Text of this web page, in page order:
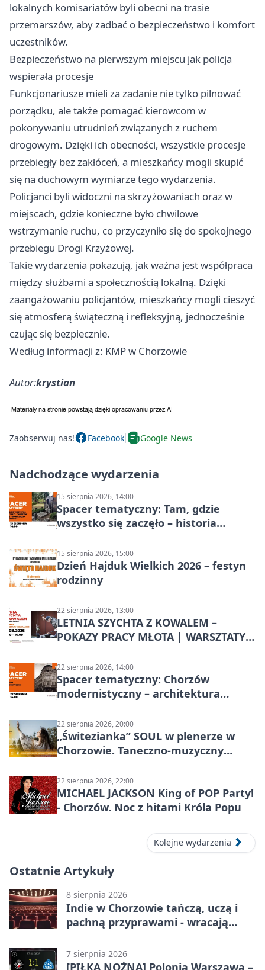
lokalnych komisariatów byli obecni na trasie
przemarszów, aby zadbać o bezpieczeństwo i komfort
uczestników.
Bezpieczeństwo na pierwszym miejscu jak policja
wspierała procesje
Funkcjonariusze mieli za zadanie nie tylko pilnować
porządku, ale także pomagać kierowcom w
pokonywaniu utrudnień związanych z ruchem
drogowym. Dzięki ich obecności, wszystkie procesje
przebiegły bez zakłóceń, a mieszkańcy mogli skupić
się na duchowym wymiarze tego wydarzenia.
Policjanci byli widoczni na skrzyżowaniach oraz w
miejscach, gdzie konieczne było chwilowe
wstrzymanie ruchu, co przyczyniło się do spokojnego
przebiegu Drogi Krzyżowej.
Takie wydarzenia pokazują, jak ważna jest współpraca
między służbami a społecznością lokalną. Dzięki
zaangażowaniu policjantów, mieszkańcy mogli cieszyć
się atmosferą świąteczną i refleksyjną, jednocześnie
czując się bezpiecznie.
Według informacji z: KMP w Chorzowie
Autor:krystian
Zaobserwuj nas! Facebook Google News
Nadchodzące wydarzenia
15 sierpnia 2026, 14:00
Spacer tematyczny: Tam, gdzie
wszystko się zaczęło – historia
15 sierpnia 2026, 15:00
Dzień Hajduk Wielkich 2026 – festyn
rodzinny
22 sierpnia 2026, 13:00
LETNIA SZYCHTA Z KOWALEM –
POKAZY PRACY MŁOTA | WARSZTATY
22 sierpnia 2026, 14:00
Spacer tematyczny: Chorzów
modernistyczny – architektura
22 sierpnia 2026, 20:00
„Świtezianka” SOUL w plenerze w
Chorzowie. Taneczno-muzyczny
22 sierpnia 2026, 22:00
MICHAEL JACKSON King of POP Party!
- Chorzów. Noc z hitami Króla Popu
Kolejne wydarzenia
Ostatnie Artykuły
8 sierpnia 2026
Indie w Chorzowie tańczą, uczą i
pachną przyprawami - wracają
7 sierpnia 2026
[PIŁKA NOŻNA] Polonia Warszawa –